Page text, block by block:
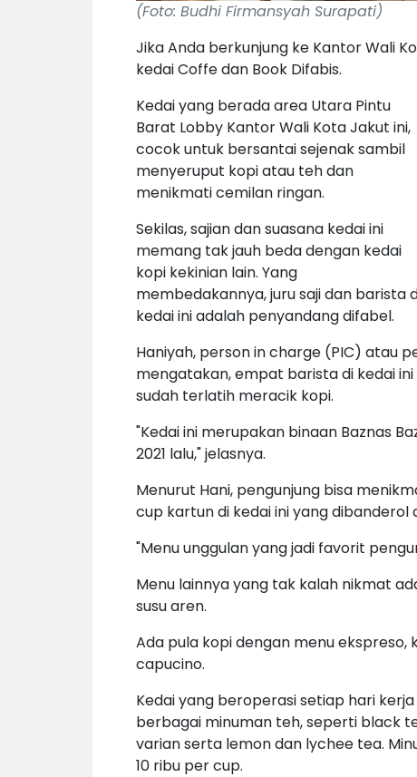
(Foto: Budhi Firmansyah Surapati)
Jika Anda berkunjung ke Kantor Wali
kedai Coffe dan Book Difabis.
Kedai yang berada area Utara Pintu
Barat Lobby Kantor Wali Kota Jakut ini,
cocok untuk bersantai sejenak sambil
menyeruput kopi atau teh dan
menikmati cemilan ringan.
Sekilas, sajian dan suasana kedai ini
memang tak jauh beda dengan kedai
kopi kekinian lain. Yang
membedakannya, juru saji dan barista
kedai ini adalah penyandang difabel.
Haniyah, person in charge (PIC) atau
mengatakan, empat barista di kedai
sudah terlatih meracik kopi.
"Kedai ini merupakan binaan Baznas
2021 lalu," jelasnya.
Menurut Hani, pengunjung bisa
cup kartun di kedai ini yang
"Menu unggulan yang jadi favorit
Menu lainnya yang tak kalah nikmat
susu aren.
Ada pula kopi dengan menu
capucino.
Kedai yang beroperasi setiap hari
berbagai minuman teh, seperti black
varian serta lemon dan lychee tea.
10 ribu per cup.